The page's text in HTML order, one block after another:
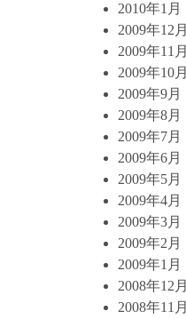
2010年1月
2009年12月
2009年11月
2009年10月
2009年9月
2009年8月
2009年7月
2009年6月
2009年5月
2009年4月
2009年3月
2009年2月
2009年1月
2008年12月
2008年11月